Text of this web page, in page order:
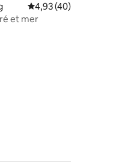
: 4,94 sur 5
Évaluation moyenne
4,93 (40)
et mer